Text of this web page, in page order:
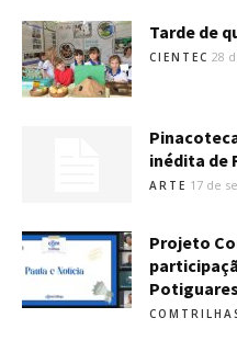
Tarde de
CIENTEC 28
inédita de
ARTE 17 de
Projeto